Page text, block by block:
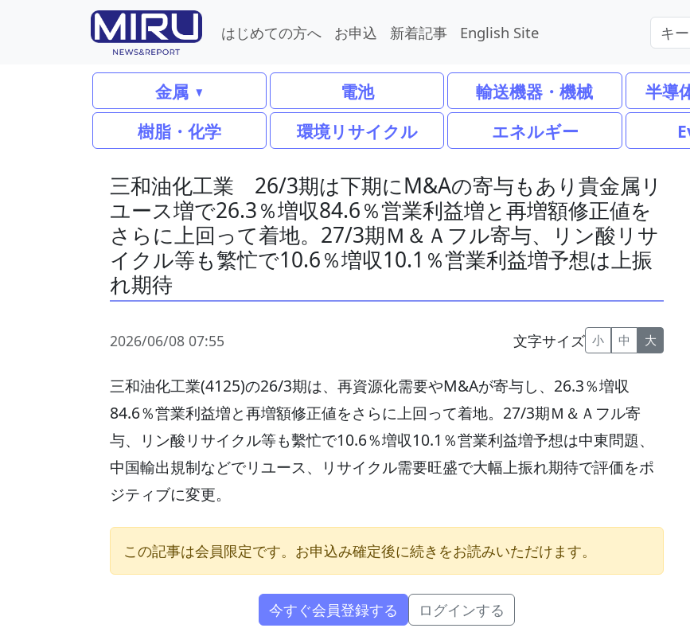
はじめての方へ お申込 新着記事 English Site
金属 電池 輸送機器・機械 半導
樹脂・化学
環境リサイクル エネルギー
三和油化工業 26/3期は下期にM&Aの寄与もあり貴金属リ
ユース増で26.3％増収84.6％営業利益増と再増額修正値を
さらに上回って着地。27/3期Ｍ＆Ａフル寄与、リン酸リサ
イクル等も繁忙で10.6％増収10.1％営業利益増予想は上振
れ期待
2026/06/08 07:55 文字サイズ 小 中 大
三和油化工業(4125)の26/3期は、再資源化需要やM&Aが寄与し、26.3％増収
84.6％営業利益増と再増額修正値をさらに上回って着地。27/3期Ｍ＆Ａフル寄
与、リン酸リサイクル等も繫忙で10.6％増収10.1％営業利益増予想は中東問題、
中国輸出規制などでリユース、リサイクル需要旺盛で大幅上振れ期待で評価をポ
ジティブに変更。
この記事は会員限定です。お申込み確定後に続きをお読みいただけます。
今すぐ会員登録する ログインする